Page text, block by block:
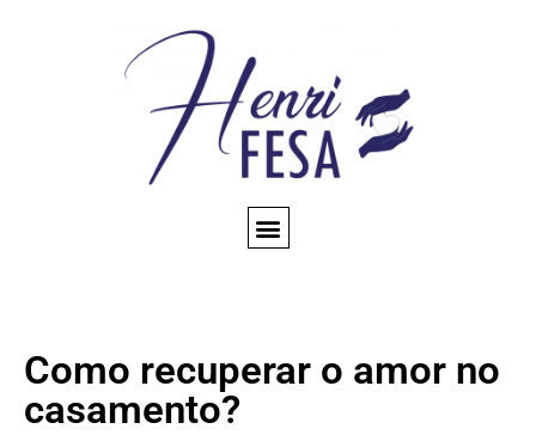
Como recuperar o amor no
casamento?